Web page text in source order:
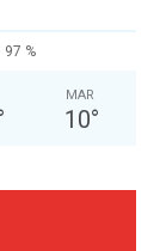
97 %
MAR
10°